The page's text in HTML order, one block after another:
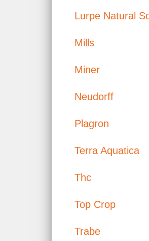
Lurpe Natural
Mills
Miner
Neudorff
Plagron
Terra Aquatica
Thc
Top Crop
Trabe